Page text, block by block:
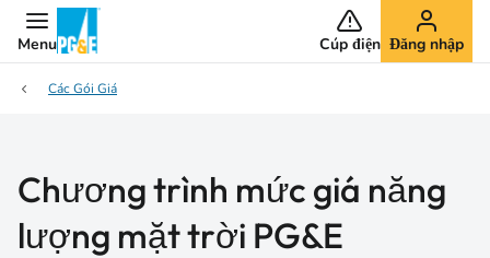
Menu Cúp điện Đăng nhập
Các Gói Giá
Chương trình mức giá năng
lượng mặt trời PG&E